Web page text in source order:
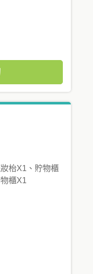
枱X1、貯物櫃
櫃X1